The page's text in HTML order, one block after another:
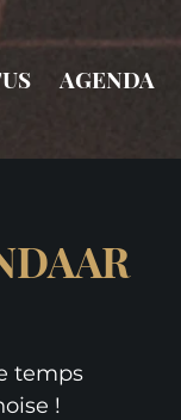
AGENDA
temps
!